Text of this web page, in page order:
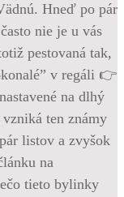
Hneď po pár
nie je u vás
pestovaná tak,
v regáli 👉
na dlhý
ten známy
listov a zvyšok
na
tieto bylinky